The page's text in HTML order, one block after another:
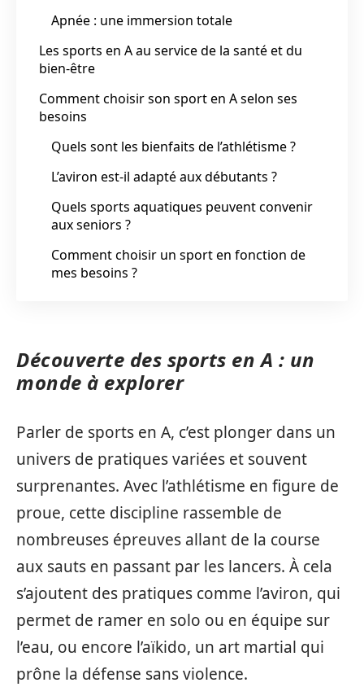
Apnée : une immersion totale
Les sports en A au service de la santé et du
bien-être
Comment choisir son sport en A selon ses
besoins
Quels sont les bienfaits de l’athlétisme ?
L’aviron est-il adapté aux débutants ?
Quels sports aquatiques peuvent convenir
aux seniors ?
Comment choisir un sport en fonction de
mes besoins ?
Découverte des sports en A : un
monde à explorer
Parler de sports en A, c’est plonger dans un
univers de pratiques variées et souvent
surprenantes. Avec l’athlétisme en figure de
proue, cette discipline rassemble de
nombreuses épreuves allant de la course
aux sauts en passant par les lancers. À cela
s’ajoutent des pratiques comme l’aviron, qui
permet de ramer en solo ou en équipe sur
l’eau, ou encore l’aïkido, un art martial qui
prône la défense sans violence.